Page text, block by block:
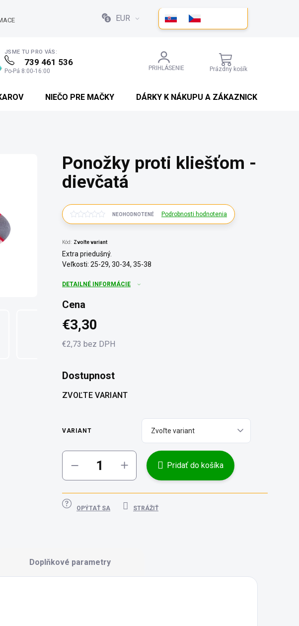
EUR
JSME TU PRO VÁS:
739 461 536
Po-Pá 8:00-16:00 PRIHLÁSENIE
NÁKUPNÝ
KOŠÍK
Prázdny košík
NIEČO PRE MAČKY DÁRKY K NÁKUPU A ZÁKAZNICKÉ SLEVY
Ponožky proti kliešťom -
dievčatá
NEOHODNOTENÉ Podrobnosti hodnotenia
Kód: Zvoľte variant
Extra priedušný.
Veľkosti: 25-29, 30-34, 35-38
DETAILNÉ INFORMÁCIE
Cena
€3,30
€2,73 bez DPH
Dostupnost
ZVOĽTE VARIANT
VARIANT
Pridať do košíka
OPÝTAŤ SA STRÁŽIŤ
Doplňkové parametry